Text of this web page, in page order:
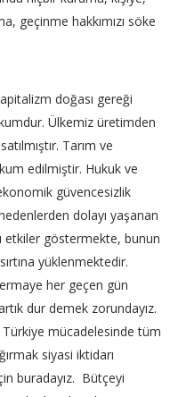
geçinme hakkımızı söke
doğası gereği
Ülkemiz üretimden
Tarım ve
edilmiştir. Hukuk ve
güvencesizlik
dolayı yaşanan
etkiler göstermekte, bunun
yüklenmektedir.
her geçen gün
dur demek zorundayız.
mücadelesinde tüm
siyasi iktidarı
buradayız. Bütçeyi